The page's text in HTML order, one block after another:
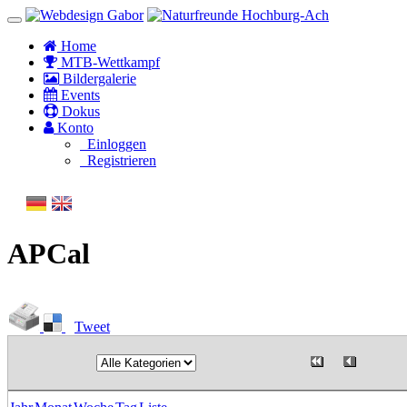
Home
MTB-Wettkampf
Bildergalerie
Events
Dokus
Konto
Einloggen
Registrieren
APCal
Tweet